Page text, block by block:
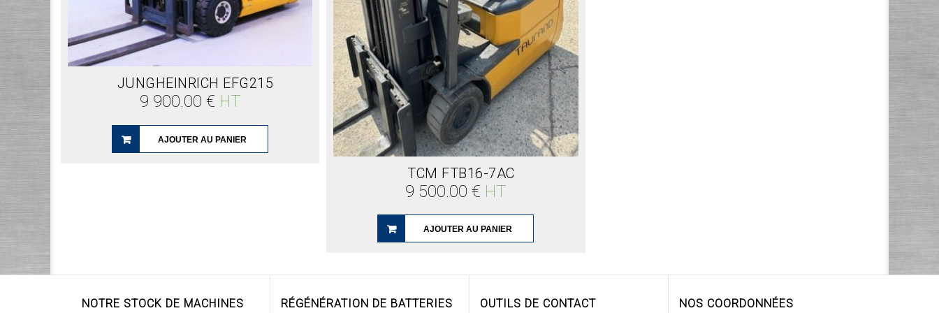
JUNGHEINRICH EFG215
9 900.00 € HT
AJOUTER AU PANIER
TCM FTB16-7AC
9 500.00 € HT
AJOUTER AU PANIER
NOTRE STOCK DE MACHINES RÉGÉNÉRATION DE BATTERIES OUTILS DE CONTACT NOS COORDONNÉES